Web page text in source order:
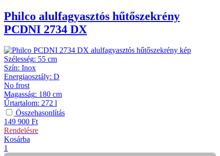
Philco alulfagyasztós hűtőszekrény
PCDNI 2734 DX
Szélesség: 55 cm
Szín: Inox
Energiaosztály: D
No frost
Magasság: 180 cm
Űrtartalom: 272 l
Összehasonlítás
149 900 Ft
Rendelésre
Kosárba
1